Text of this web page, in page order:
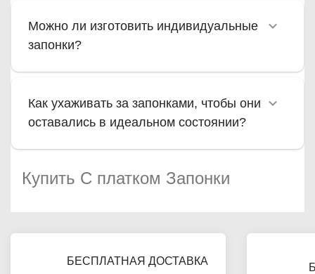
Можно ли изготовить индивидуальные
запонки?
Как ухаживать за запонками, чтобы они
оставались в идеальном состоянии?
Купить С платком Запонки
БЕСПЛАТНАЯ ДОСТАВКА